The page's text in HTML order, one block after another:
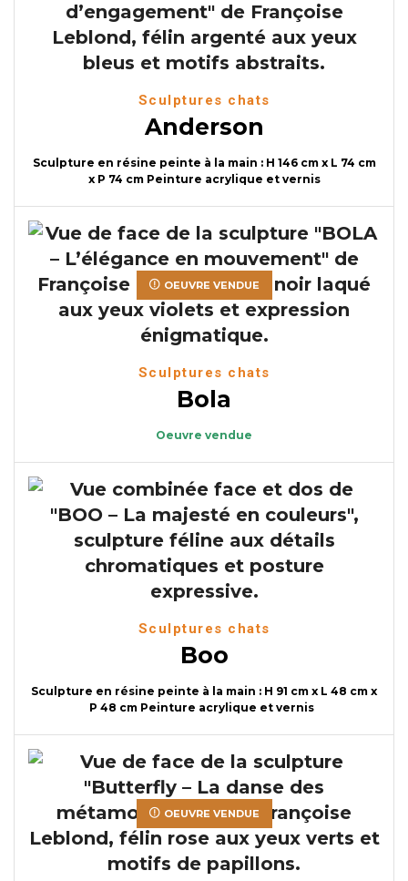
Sculptures chats
Anderson
Sculpture en résine peinte à la main : H 146 cm x L 74 cm
x P 74 cm Peinture acrylique et vernis
OEUVRE VENDUE
Sculptures chats
Bola
Oeuvre vendue
Sculptures chats
Boo
Sculpture en résine peinte à la main : H 91 cm x L 48 cm x
P 48 cm Peinture acrylique et vernis
OEUVRE VENDUE